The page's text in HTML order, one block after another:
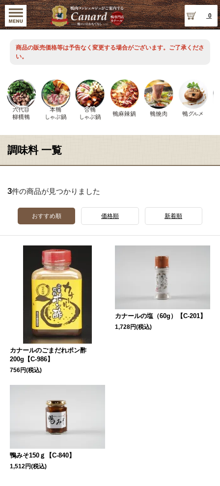
0
商品の販売価格等は予告なく変更する場合がございます。ご了承くださ
い。
調味料 一覧
3件の商品が見つかりました
おすすめ順 価格順 新着順
カナールのごまだれポン酢
200g【C-986】
756円(税込)
カナールの塩（60g）【C-201】
1,728円(税込)
鴨みそ150ｇ【C-840】
1,512円(税込)